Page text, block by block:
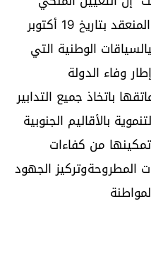
السامي في المجلس الوزاري المنعقد بتاريخ 19 أكتوبر
الوطنية التي
وفاء الدولة
باتخاذ جميع التدابير
بالأقاليم الجنوبية
من كفاءات
المطروحةوتركيز الجهود